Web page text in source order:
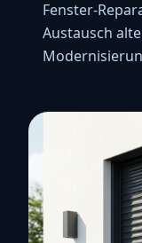
Fenster-
Austausch